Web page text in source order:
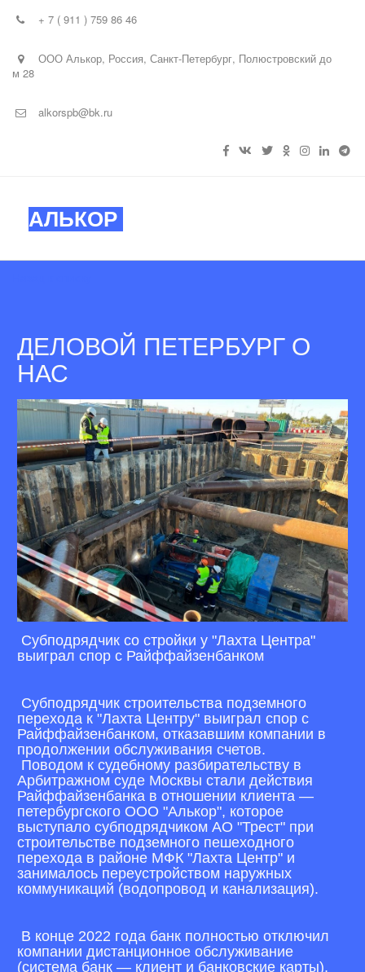
+ 7 ( 911 ) 759 86 46
ООО Алькор, Россия, Санкт-Петербург, Полюстровский до
м 28
alkorspb@bk.ru
АЛЬКОР
ДЕЛОВОЙ ПЕТЕРБУРГ О
НАС
Субподрядчик со стройки у "Лахта Центра"
выиграл спор с Райффайзенбанком
Субподрядчик строительства подземного
перехода к "Лахта Центру" выиграл спор с
Райффайзенбанком, отказавшим компании в
продолжении обслуживания счетов.
Поводом к судебному разбирательству в
Арбитражном суде Москвы стали действия
Райффайзенбанка в отношении клиента —
петербургского ООО "Алькор", которое
выступало субподрядчиком АО "Трест" при
строительстве подземного пешеходного
перехода в районе МФК "Лахта Центр" и
занималось переустройством наружных
коммуникаций (водопровод и канализация).
В конце 2022 года банк полностью отключил
компании дистанционное обслуживание
(система банк — клиент и банковские карты),